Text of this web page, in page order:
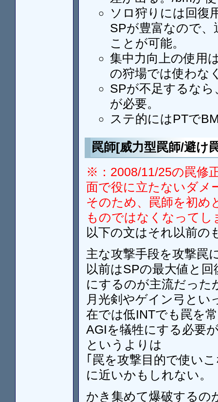
ソロ狩りには回復
SPが豊富なので
ことが可能。
集中力向上の使用
の狩場では使わな
SPが不足するな
が必要。
ステ的にはPTで
罠師[威力型罠師/避け
※：2008/11/25の罠修
面で役に立たないダメ
そのため、罠師を初め
ものではなくなってし
以下の文はそれ以前の
主な攻撃手段を攻撃罠
以前はSPの最大値と
にするのが主流だった
月光剣やゲイン弓とい
在では低INTでも罠を
AGIを犠牲にする必要
というよりは
｢罠を攻撃目的で使い
に近いかもしれない。
かき集めて爆破するの